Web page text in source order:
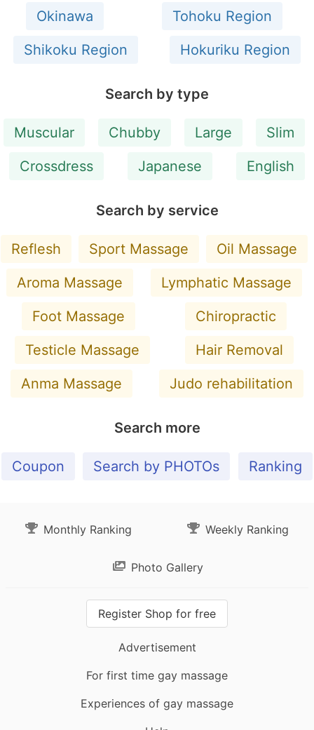
Okinawa
Tohoku Region
Shikoku Region
Hokuriku Region
Search by type
Muscular Chubby Large
Slim
Crossdress
Japanese English
Search by service
Reflesh Sport Massage
Oil Massage
Aroma Massage
Lymphatic Massage
Foot Massage
Chiropractic
Testicle Massage
Hair Removal
Anma Massage
Judo rehabilitation
Search more
Coupon Search by PHOTOs Ranking
Monthly Ranking Weekly Ranking
Photo Gallery
Register Shop for free
Advertisement
For first time gay massage
Experiences of gay massage